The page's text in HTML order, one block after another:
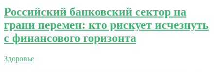
Российский банковский сектор на
грани перемен: кто рискует исчезнуть
с финансового горизонта
Здоровье